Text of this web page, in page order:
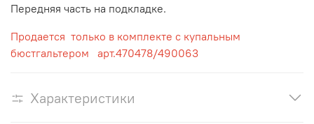
Передняя часть на подкладке.
Продается только в комплекте с купальным
бюстгальтером арт.470478/490063
Характеристики